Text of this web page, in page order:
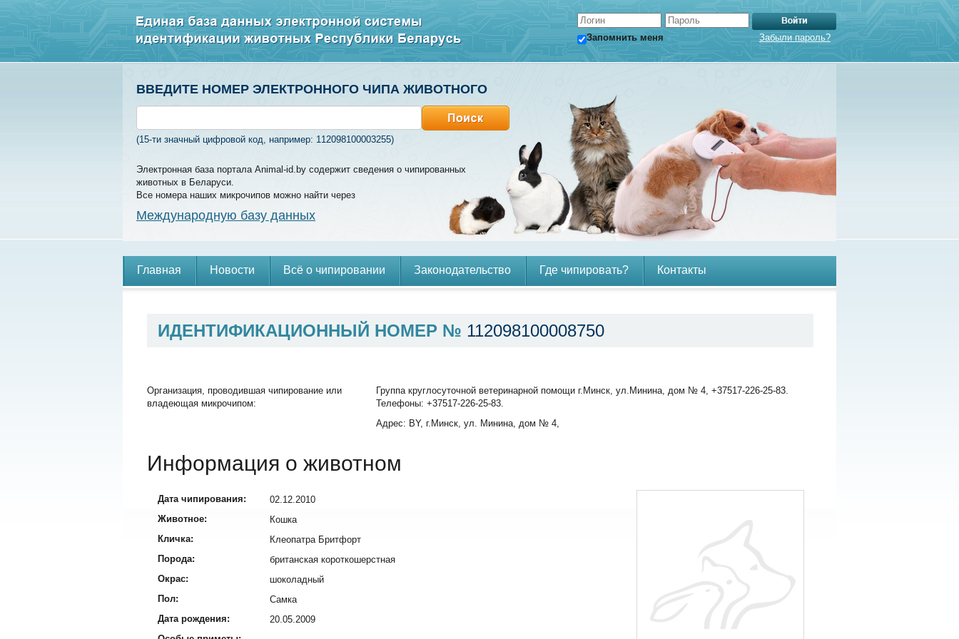
Запомнить меня Забыли пароль?
ВВЕДИТЕ НОМЕР ЭЛЕКТРОННОГО ЧИПА ЖИВОТНОГО
(15-ти значный цифровой код, например: 112098100003255)
Электронная база портала Animal-id.by содержит сведения о чипированных
животных в Беларуси.
Все номера наших микрочипов можно найти через
Международную базу данных
Главная Новости Всё о чипировании Законодательство Где чипировать? Контакты
ИДЕНТИФИКАЦИОННЫЙ НОМЕР № 112098100008750
Организация, проводившая чипирование или
владеющая микрочипом:
Группа круглосуточной ветеринарной помощи г.Минск, ул.Минина, дом № 4, +37517-226-25-83.
Телефоны: +37517-226-25-83.
Адрес: BY, г.Минск, ул. Минина, дом № 4,
Информация о животном
Дата чипирования:
02.12.2010
Животное:
Кошка
Кличка:
Клеопатра Бритфорт
Порода:
британская короткошерстная
Окрас:
шоколадный
Пол:
Самка
Дата рождения:
20.05.2009